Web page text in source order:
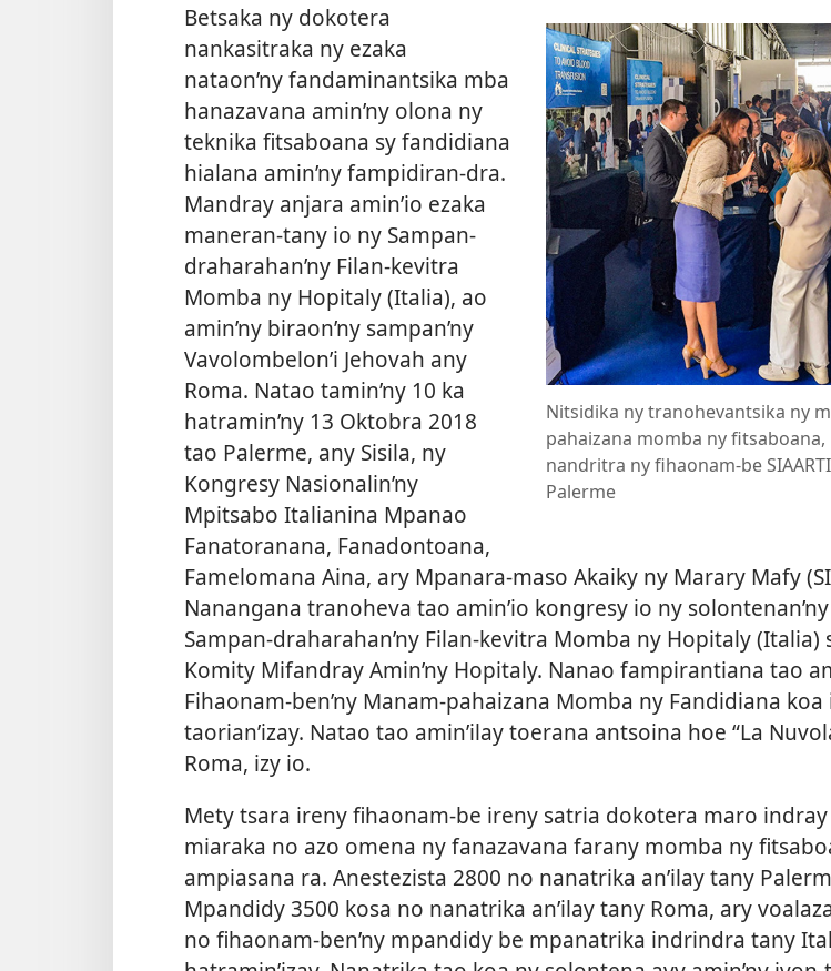
Nitsidika ny tranohevantsika ny
pahaizana momba ny fitsaboana,
nandritra ny fihaonam-be
Palerme
Betsaka ny dokotera
nankasitraka ny ezaka
nataon’ny fandaminantsika mba
hanazavana amin’ny olona ny
teknika fitsaboana sy fandidiana
hialana amin’ny fampidiran-dra.
Mandray anjara amin’io ezaka
maneran-tany io ny Sampan-
draharahan’ny Filan-kevitra
Momba ny Hopitaly (Italia), ao
amin’ny biraon’ny sampan’ny
Vavolombelon’i Jehovah any
Roma. Natao tamin’ny 10 ka
hatramin’ny 13 Oktobra 2018
tao Palerme, any Sisila, ny
Kongresy Nasionalin’ny
Mpitsabo Italianina Mpanao
Fanatoranana, Fanadontoana,
Famelomana Aina, ary Mpanara-maso Akaiky ny Marary Mafy
Nanangana tranoheva tao amin’io kongresy io ny solontenan’ny
Sampan-draharahan’ny Filan-kevitra Momba ny Hopitaly (Italia)
Komity Mifandray Amin’ny Hopitaly. Nanao fampirantiana tao
Fihaonam-ben’ny Manam-pahaizana Momba ny Fandidiana koa
taorian’izay. Natao tao amin’ilay toerana antsoina hoe “La
Roma, izy io.
Mety tsara ireny fihaonam-be ireny satria dokotera maro indray
miaraka no azo omena ny fanazavana farany momba ny
ampiasana ra. Anestezista 2800 no nanatrika an’ilay tany
Mpandidy 3500 kosa no nanatrika an’ilay tany Roma, ary
no fihaonam-ben’ny mpandidy be mpanatrika indrindra tany